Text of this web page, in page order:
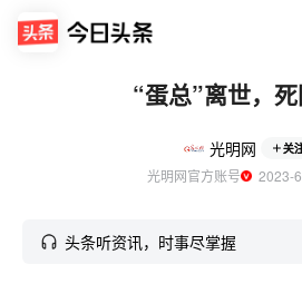
“蛋总”离世，
光明网 关
光明网官方账号
头条听资讯，时事尽掌握